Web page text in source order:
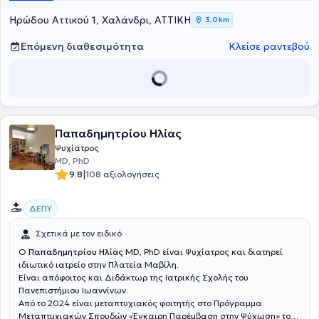
Ηρώδου Αττικού 1, Χαλάνδρι, ΑΤΤΙΚΗ 3,0 km
Επόμενη διαθεσιμότητα Κλείσε ραντεβού
Παπαδημητρίου Ηλίας
Ψυχίατρος
MD, PhD
9.8|108 αξιολογήσεις
ΔΕΠΥ
Σχετικά με τον ειδικό
Ο Παπαδημητρίου Ηλίας MD, PhD είναι Ψυχίατρος και διατηρεί
ιδιωτικό ιατρείο στην Πλατεία Μαβίλη.
Είναι απόφοιτος και Διδάκτωρ της Ιατρικής Σχολής του
Πανεπιστήμιου Ιωαννίνων.
Από το 2024 είναι μεταπτυχιακός φοιτητής στο Πρόγραμμα
Μεταπτυχιακών Σπουδών «Έγκαιρη Παρέμβαση στην Ψύχωση» του